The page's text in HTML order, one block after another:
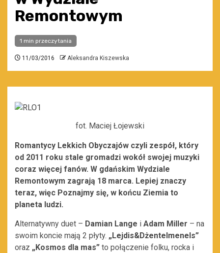
Remontowym
1 min przeczytania
11/03/2016 Aleksandra Kiszewska
fot. Maciej Łojewski
Romantycy Lekkich Obyczajów czyli zespół, który
od 2011 roku stale gromadzi wokół swojej muzyki
coraz więcej fanów. W gdańskim Wydziale
Remontowym zagrają 18 marca. Lepiej znaczy
teraz, więc Poznajmy się, w końcu Ziemia to
planeta ludzi.
Alternatywny duet – Damian Lange i Adam Miller – na
swoim koncie mają 2 płyty. „Lejdis&Dżentelmenels”
oraz „Kosmos dla mas” to połączenie folku, rocka i